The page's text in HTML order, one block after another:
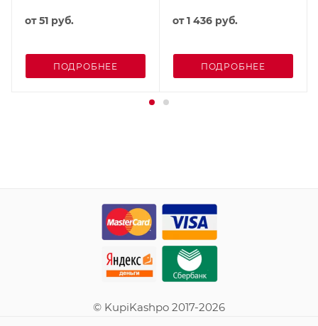
от51 руб.
ПОДРОБНЕЕ
от1 436 руб.
ПОДРОБНЕЕ
© KupiKashpo 2017-2026